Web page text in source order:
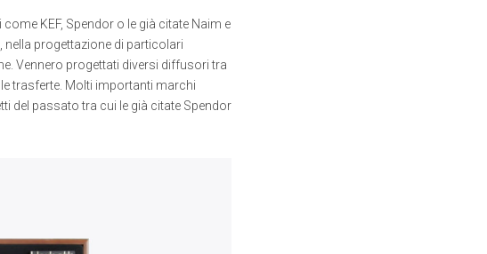
KEF, Spendor o le già citate Naim e
nella progettazione di particolari
Vennero progettati diversi diffusori tra
trasferte. Molti importanti marchi
del passato tra cui le già citate Spendor